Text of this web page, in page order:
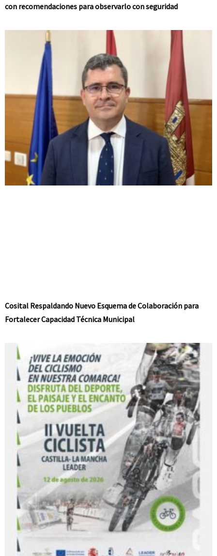
con recomendaciones para observarlo con seguridad
Cosital Respaldando Nuevo Esquema de Colaboración para
Fortalecer Capacidad Técnica Municipal